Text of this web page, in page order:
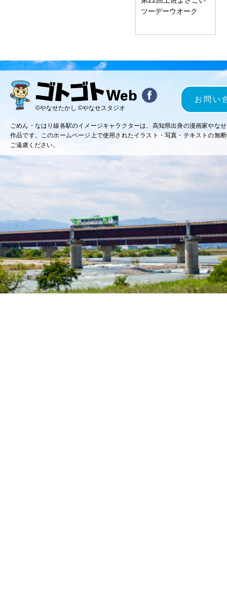
ツーデーウオーク
©やなせたかし ©やなせスタジオ
お問い
ごめん・なはり線各駅のイメージキャラクターは、高知県出身の漫画家やな
作品です。このホームページ上で使用されたイラスト・写真・テキストの無
ご遠慮ください。